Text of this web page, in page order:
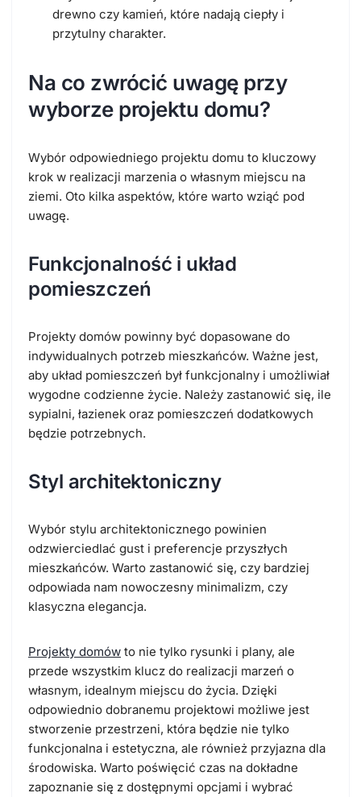
drewno czy kamień, które nadają ciepły i
przytulny charakter.
Na co zwrócić uwagę przy
wyborze projektu domu?
Wybór odpowiedniego projektu domu to kluczowy
krok w realizacji marzenia o własnym miejscu na
ziemi. Oto kilka aspektów, które warto wziąć pod
uwagę.
Funkcjonalność i układ
pomieszczeń
Projekty domów powinny być dopasowane do
indywidualnych potrzeb mieszkańców. Ważne jest,
aby układ pomieszczeń był funkcjonalny i umożliwiał
wygodne codzienne życie. Należy zastanowić się, ile
sypialni, łazienek oraz pomieszczeń dodatkowych
będzie potrzebnych.
Styl architektoniczny
Wybór stylu architektonicznego powinien
odzwierciedlać gust i preferencje przyszłych
mieszkańców. Warto zastanowić się, czy bardziej
odpowiada nam nowoczesny minimalizm, czy
klasyczna elegancja.
Projekty domów to nie tylko rysunki i plany, ale
przede wszystkim klucz do realizacji marzeń o
własnym, idealnym miejscu do życia. Dzięki
odpowiednio dobranemu projektowi możliwe jest
stworzenie przestrzeni, która będzie nie tylko
funkcjonalna i estetyczna, ale również przyjazna dla
środowiska. Warto poświęcić czas na dokładne
zapoznanie się z dostępnymi opcjami i wybrać